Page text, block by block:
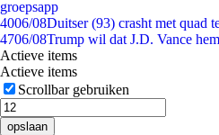
groepsapp
4006/08Duitser (93) crasht met quad
4706/08Trump wil dat J.D. Vance
Actieve items
Actieve items
Scrollbar gebruiken
opslaan